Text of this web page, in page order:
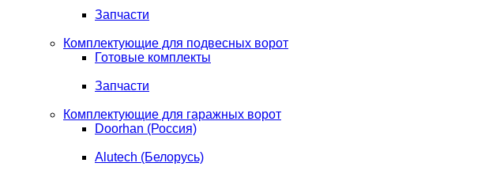
Запчасти
Комплектующие для подвесных ворот
Готовые комплекты
Запчасти
Комплектующие для гаражных ворот
Doorhan (Россия)
Alutech (Белорусь)